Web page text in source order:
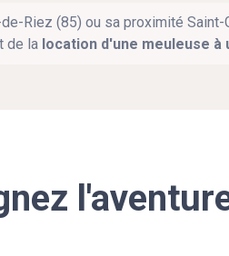
Riez (85) ou sa proximité
de la location d'une meuleuse à